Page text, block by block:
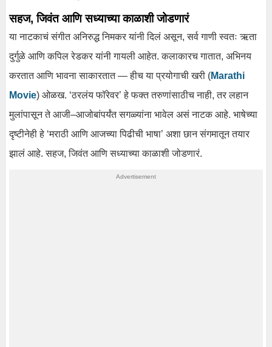
सहज, जिवंत आणि सध्याच्या काळाशी जोडणारं
या नाटकाचं संगीत अनिरुद्ध निमकर यांनी दिलं असून, सर्व गाणी स्वतः ऋता
दुर्गुळे आणि कपिल रेडकर यांनी गायली आहेत. कलाकारच गातात, अभिनय
करतात आणि भावना साकारतात — हीच या प्रयोगाची खरी (Marathi
Movie) ओळख. ‘ठरलंय फॉरेवर’ हे फक्त तरुणांसाठीच नाही, तर लहान
मुलांपासून ते आजी–आजोबांपर्यंत सगळ्यांना भावेल असं नाटक आहे. भाषेच्या
दृष्टीनेही हे ‘मराठी आणि आजच्या पिढीची भाषा’ अशा छान संगमातून तयार
झालं आहे. सहज, जिवंत आणि सध्याच्या काळाशी जोडणारं.